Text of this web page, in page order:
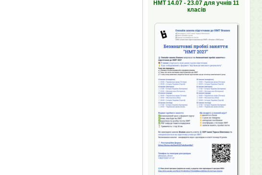
НМТ 14.07 - 23.07 для учнів 11
класів